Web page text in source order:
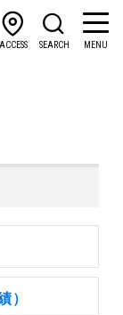
ACCESS SEARCH MENU
）